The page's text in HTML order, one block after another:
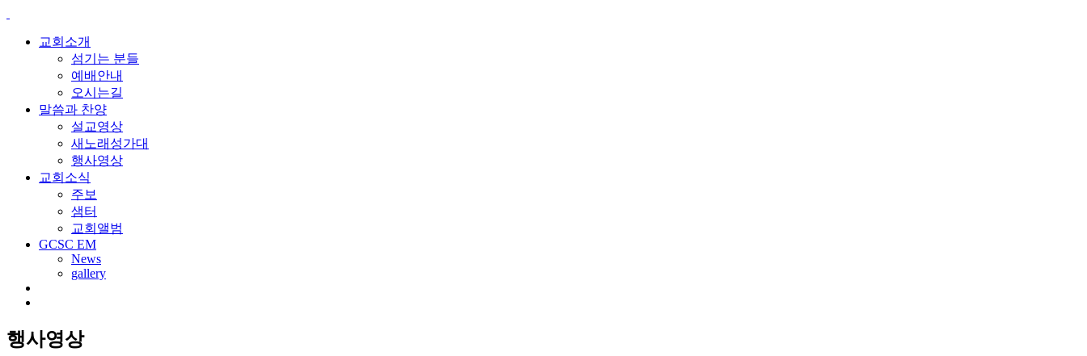
교회소개
섬기는 분들
예배안내
오시는길
말씀과 찬양
설교영상
새노래성가대
행사영상
교회소식
주보
샘터
교회앨범
GCSC EM
News
gallery
행사영상